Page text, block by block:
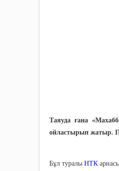
Таяуда ғана
ойластырып жатыр.
Бұл туралы НТК